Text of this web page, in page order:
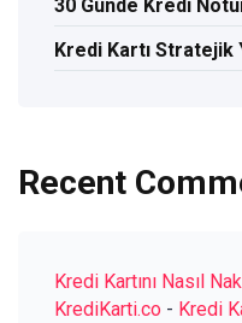
30 Günde Kredi
Kredi Kartı Stratejik
Recent
Kredi Kartını Nasıl
KrediKarti.co - Kredi